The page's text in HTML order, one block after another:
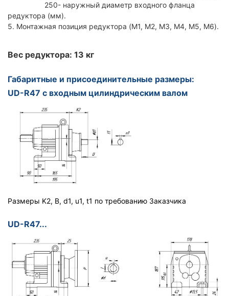
250- наружный диаметр входного фланца
редуктора (мм).
5. Монтажная позиция редуктора (M1, M2, M3, M4, M5, M6).
Вес редуктора: 13 кг
Габаритные и присоединительные размеры:
UD-R47 с входным цилиндрическим валом
Размеры K2, B, d1, u1, t1 по требованию Заказчика
UD-R47...